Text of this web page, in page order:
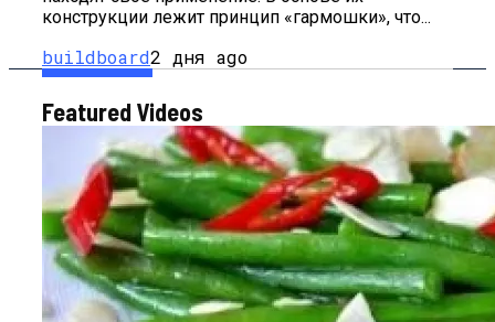
конструкции лежит принцип «гармошки», что...
buildboard2 дня ago
Featured Videos